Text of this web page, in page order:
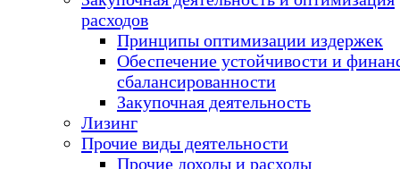
расходов
Принципы оптимизации издержек
Обеспечение устойчивости и
сбалансированности
Закупочная деятельность
Лизинг
Прочие виды деятельности
Прочие доходы и расходы